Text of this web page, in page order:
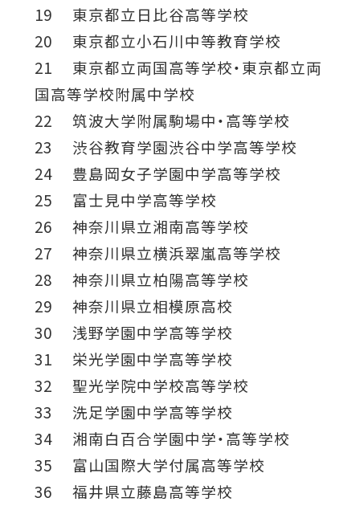
19 東京都立日比谷高等学校
20 東京都立小石川中等教育学校
21 東京都立両国高等学校・東京都立両
国高等学校附属中学校
22 筑波大学附属駒場中・高等学校
23 渋谷教育学園渋谷中学高等学校
24 豊島岡女子学園中学高等学校
25 富士見中学高等学校
26 神奈川県立湘南高等学校
27 神奈川県立横浜翠嵐高等学校
28 神奈川県立柏陽高等学校
29 神奈川県立相模原高校
30 浅野学園中学高等学校
31 栄光学園中学高等学校
32 聖光学院中学校高等学校
33 洗足学園中学高等学校
34 湘南白百合学園中学・高等学校
35 富山国際大学付属高等学校
36 福井県立藤島高等学校